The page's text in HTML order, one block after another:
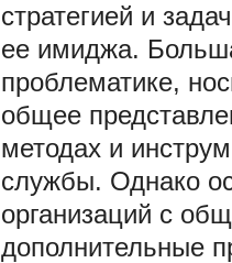
стратегией и
ее имиджа.
проблематике,
общее
методах и
службы. Однако
организаций с
дополнительные